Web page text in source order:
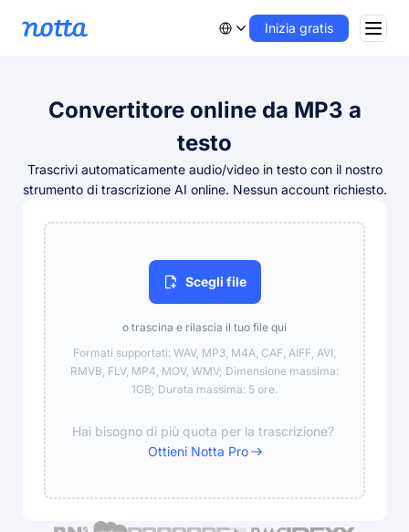
Inizia gratis
Convertitore online da MP3 a
testo
Trascrivi automaticamente audio/video in testo con il nostro
strumento di trascrizione AI online. Nessun account richiesto.
Scegli file
o trascina e rilascia il tuo file qui
Formati supportati: WAV, MP3, M4A, CAF, AIFF, AVI,
RMVB, FLV, MP4, MOV, WMV; Dimensione massima:
1GB; Durata massima: 5 ore.
Hai bisogno di più quota per la trascrizione?
Ottieni Notta Pro